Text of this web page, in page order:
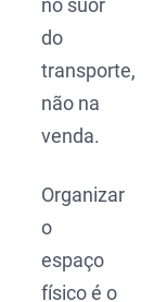
no suor
do
transporte,
não na
venda.
Organizar
o
espaço
físico é o